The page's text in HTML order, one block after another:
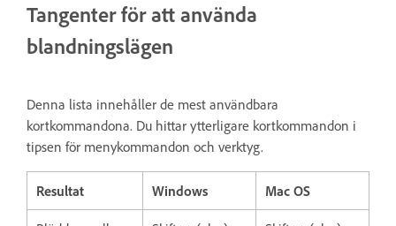
Tangenter för att använda
blandningslägen
Denna lista innehåller de mest användbara
kortkommandona. Du hittar ytterligare kortkommandon i
tipsen för menykommandon och verktyg.
Resultat Windows Mac OS